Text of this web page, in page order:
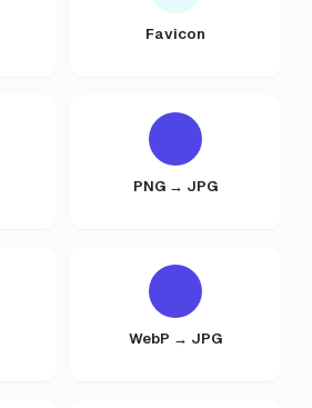
Favicon
PNG → JPG
WebP → JPG